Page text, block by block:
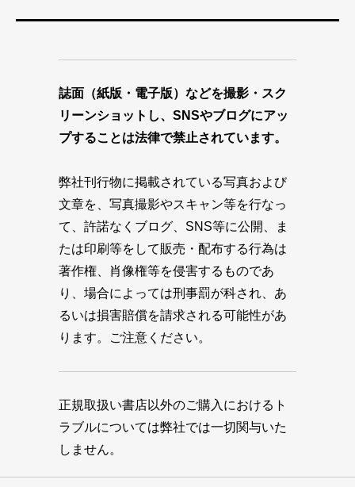
誌面（紙版・電子版）などを撮影・スク
リーンショットし、SNSやブログにアッ
プすることは法律で禁止されています。
弊社刊行物に掲載されている写真および
文章を、写真撮影やスキャン等を行なっ
て、許諾なくブログ、SNS等に公開、ま
たは印刷等をして販売・配布する行為は
著作権、肖像権等を侵害するものであ
り、場合によっては刑事罰が科され、あ
るいは損害賠償を請求される可能性があ
ります。ご注意ください。
正規取扱い書店以外のご購入におけるト
ラブルについては弊社では一切関与いた
しません。